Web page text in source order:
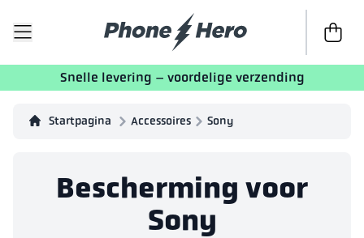
Naar
Snelle levering – voordelige verzending
Startpagina Accessoires Sony
Bescherming voor
Sony